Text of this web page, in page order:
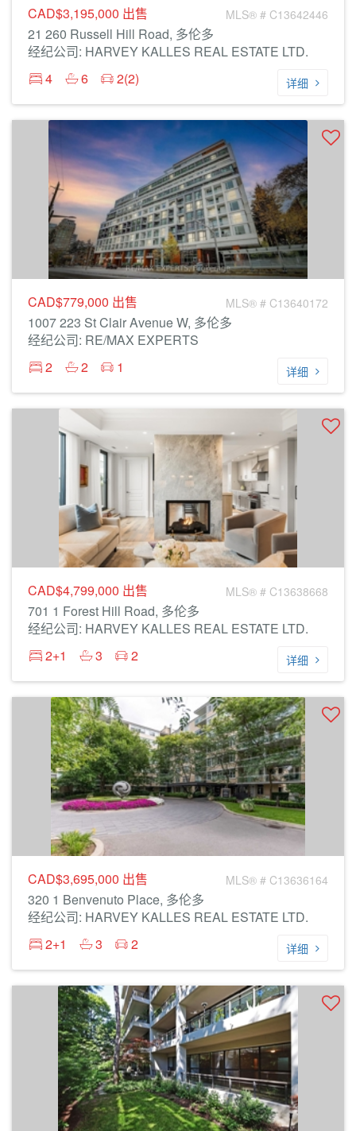
CAD$3,195,000 出售 MLS® # C13642446
21 260 Russell Hill Road, 多伦多
经纪公司: HARVEY KALLES REAL ESTATE LTD.
4
6 2(2) 详细
CAD$779,000 出售 MLS® # C13640172
1007 223 St Clair Avenue W, 多伦多
经纪公司: RE/MAX EXPERTS
2
2 1 详细
CAD$4,799,000 出售 MLS® # C13638668
701 1 Forest Hill Road, 多伦多
经纪公司: HARVEY KALLES REAL ESTATE LTD.
2+1
3 2 详细
CAD$3,695,000 出售 MLS® # C13636164
320 1 Benvenuto Place, 多伦多
经纪公司: HARVEY KALLES REAL ESTATE LTD.
2+1
3 2 详细